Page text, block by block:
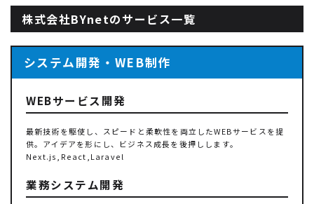
株式会社BYnetのサービス一覧
システム開発・WEB制作
WEBサービス開発
最新技術を駆使し、スピードと柔軟性を両立したWEBサービスを提
供。アイデアを形にし、ビジネス成長を後押しします。
Next.js,React,Laravel
業務システム開発